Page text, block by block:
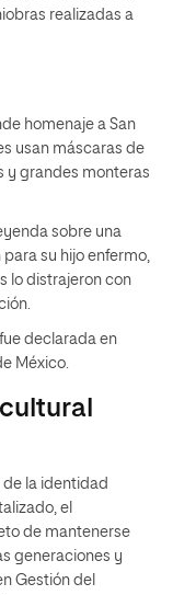
realizadas a
homenaje a San
usan máscaras de
y grandes monteras
sobre una
su hijo enfermo,
lo distrajeron con
declarada en
México.
de la identidad
el
de mantenerse
generaciones y
Gestión del